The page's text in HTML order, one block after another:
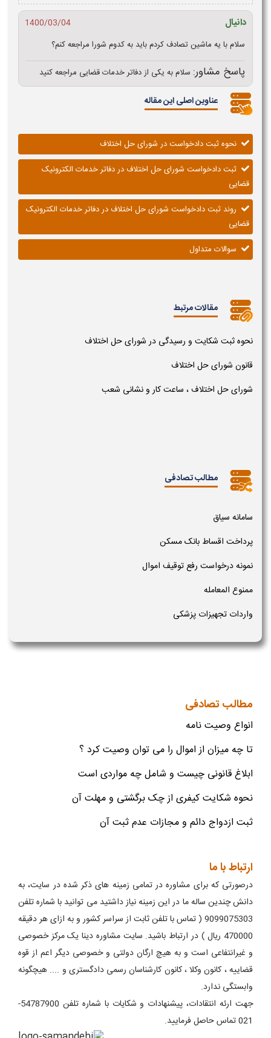
دانیال
1400/03/04
سلام با یه ماشین تصادف کردم باید به کدوم شورا مراجعه کنم؟
پاسخ مشاور: سلام به یکی از دفاتر خدمات قضایی مراجعه کنید
عناوین اصلی این مقاله
نحوه ثبت دادخواست در شورای حل اختلاف
ثبت دادخواست شورای حل اختلاف در دفاتر خدمات الکترونیک
قضایی
روند ثبت دادخواست شورای حل اختلاف در دفاتر خدمات الکترونیک
قضایی
سوالات متداول
مقالات مرتبط
نحوه ثبت شکایت و رسیدگی در شورای حل اختلاف
قانون شورای حل اختلاف
شورای حل اختلاف ، ساعت کار و نشانی شعب
مطالب تصادفی
سامانه سیاق
پرداخت اقساط بانک مسکن
نمونه درخواست رفع توقیف اموال
ممنوع المعامله
واردات تجهیزات پزشکی
مطالب تصادفی
انواع وصیت نامه
تا چه میزان از اموال را می توان وصیت کرد ؟
ابلاغ قانونی چیست و شامل چه مواردی است
نحوه شکایت کیفری از چک برگشتی و مهلت آن
ثبت ازدواج دائم و مجازات عدم ثبت آن
ارتباط با ما
درصورتی که برای مشاوره در تمامی زمینه های ذکر شده در سایت، به
دانش چندین ساله ما در این زمینه نیاز داشتید می توانید با شماره تلفن
9099075303 ( تماس با تلفن ثابت از سراسر کشور و به ازای هر دقیقه
470000 ریال ) در ارتباط باشید. سایت مشاوره دینا یک مرکز خصوصی
و غیرانتفاعی است و به هیچ ارگان دولتی و خصوصی دیگر اعم از قوه
قضاییه ، کانون وکلا ، کانون کارشناسان رسمی دادگستری و .... هیچگونه
وابستگی ندارد.
جهت ارئه انتقادات، پیشنهادات و شکایات با شماره تلفن 54787900-
021 تماس حاصل فرمایید.